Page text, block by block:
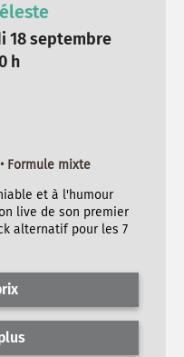
18 septembre
h
Formule mixte
et à l'humour
live de son premier
alternatif pour les 7